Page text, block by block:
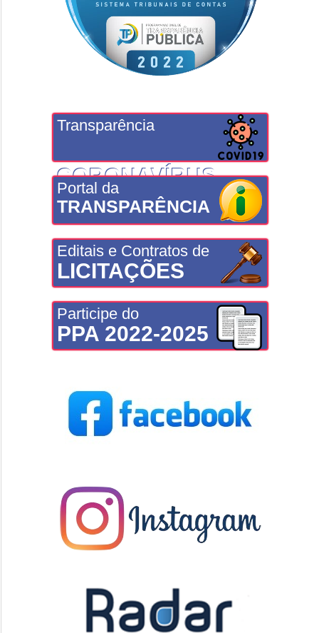
Transparência
CORONAVÍRUS
Portal da
TRANSPARÊNCIA
Editais e Contratos de
LICITAÇÕES
Participe do
PPA 2022-2025